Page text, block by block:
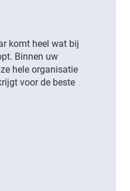
komt heel wat bij
Binnen uw
hele organisatie
voor de beste